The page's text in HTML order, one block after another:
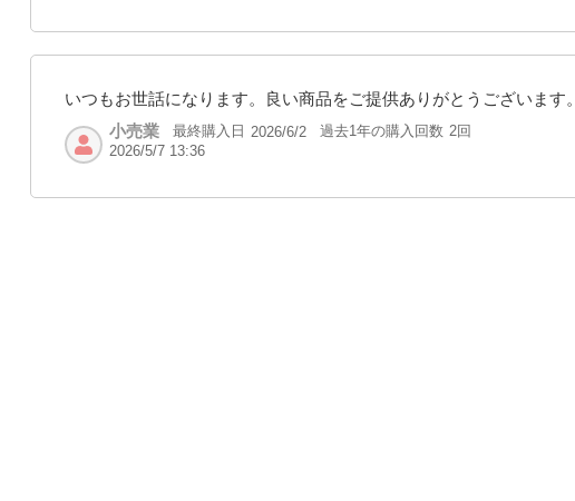
いつもお世話になります。良い商品をご提供ありがとうございます。
小売業
最終購入日 2026/6/2 過去1年の購入回数 2回
2026/5/7 13:36